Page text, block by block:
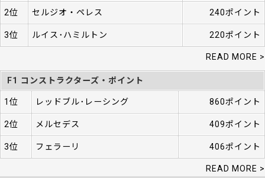
2位 セルジオ・ペレス 240ポイント
3位 ルイス･ハミルトン 220ポイント
READ MORE >
F1 コンストラクターズ・ポイント
1位 レッドブル･レーシング 860ポイント
2位 メルセデス 409ポイント
3位 フェラーリ 406ポイント
READ MORE >